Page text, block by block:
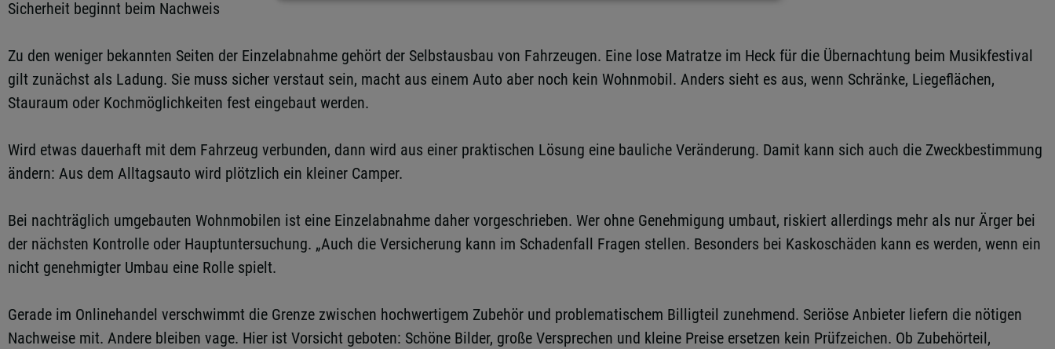
Sicherheit beginnt beim Nachweis
Zu den weniger bekannten Seiten der Einzelabnahme gehört der Selbstausbau von Fahrzeugen. Eine lose Matratze im Heck für die Übernachtung beim Musikfestival
gilt zunächst als Ladung. Sie muss sicher verstaut sein, macht aus einem Auto aber noch kein Wohnmobil. Anders sieht es aus, wenn Schränke, Liegeflächen,
Stauraum oder Kochmöglichkeiten fest eingebaut werden.
Wird etwas dauerhaft mit dem Fahrzeug verbunden, dann wird aus einer praktischen Lösung eine bauliche Veränderung. Damit kann sich auch die Zweckbestimmung
ändern: Aus dem Alltagsauto wird plötzlich ein kleiner Camper.
Bei nachträglich umgebauten Wohnmobilen ist eine Einzelabnahme daher vorgeschrieben. Wer ohne Genehmigung umbaut, riskiert allerdings mehr als nur Ärger bei
der nächsten Kontrolle oder Hauptuntersuchung. „Auch die Versicherung kann im Schadenfall Fragen stellen. Besonders bei Kaskoschäden kann es werden, wenn ein
nicht genehmigter Umbau eine Rolle spielt.
Gerade im Onlinehandel verschwimmt die Grenze zwischen hochwertigem Zubehör und problematischem Billigteil zunehmend. Seriöse Anbieter liefern die nötigen
Nachweise mit. Andere bleiben vage. Hier ist Vorsicht geboten: Schöne Bilder, große Versprechen und kleine Preise ersetzen kein Prüfzeichen. Ob Zubehörteil,